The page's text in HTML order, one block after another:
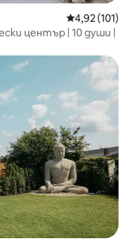
Средна
4,92 (101)
център | 10 души |